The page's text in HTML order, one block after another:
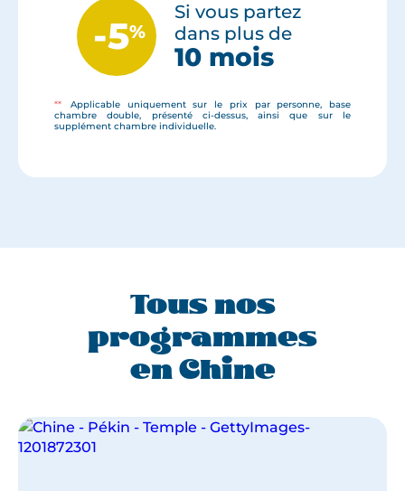
-5%
Si vous partez
dans plus de
10 mois
**
Applicable uniquement sur le prix par personne, base
chambre double, présenté ci-dessus, ainsi que sur le
supplément chambre individuelle.
Tous nos
programmes
en Chine